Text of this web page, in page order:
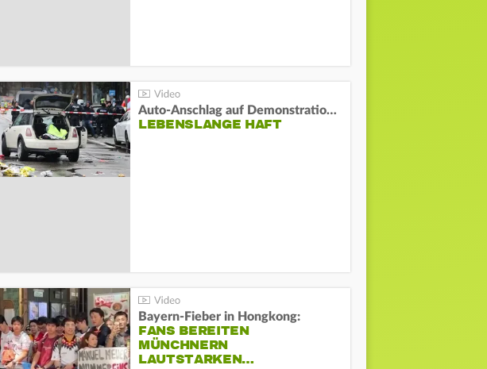
Auto-Anschlag auf Demonstration in München:
LEBENSLANGE HAFT
Bayern-Fieber in Hongkong:
FANS BEREITEN
MÜNCHNERN
LAUTSTARKEN…